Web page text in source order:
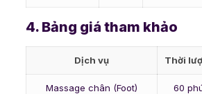
4. Bảng giá tham khảo
Dịch vụ Thời
Massage chân (Foot) 60